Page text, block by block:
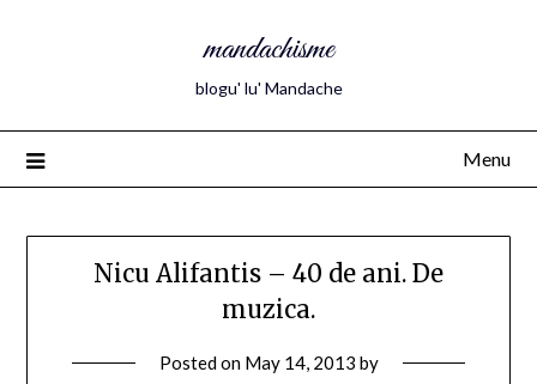
mandachisme
blogu' lu' Mandache
Menu
Nicu Alifantis – 40 de ani. De
muzica.
Posted on May 14, 2013 by